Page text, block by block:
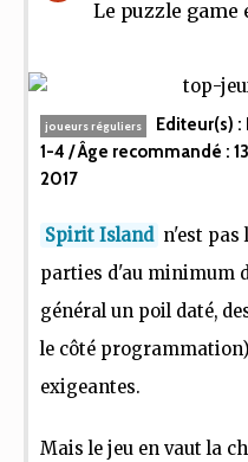
Le puzzle game
joueurs réguliers Editeur(s) :
1-4 / Âge recommandé :
2017
Spirit Island n'est pas
parties d'au minimum
général un poil daté,
le côté
exigeantes.
Mais le jeu en vaut la